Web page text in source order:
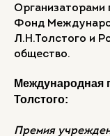
Организаторами
Фонд
Л.Н.Толстого и
общество.
Международная
Толстого:
Премия